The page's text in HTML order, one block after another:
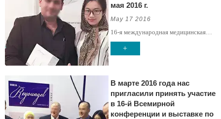
мая 2016 г.
May 17 2016
16-я международная медицинская
выставка ИРАН-ТАБРИЗ в Иране 17
мая 2016 г.
+
В марте 2016 года нас
пригласили принять участие
в 16-й Всемирной
конференции и выставке по